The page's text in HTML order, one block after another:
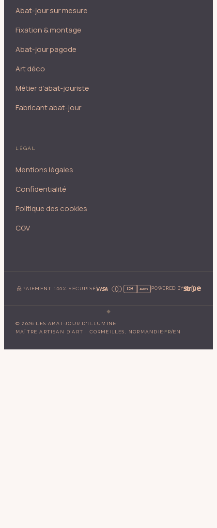
Abat-jour sur mesure
Fixation & montage
Abat-jour pagode
Art déco
Métier d’abat-jouriste
Fabricant abat-jour
LÉGAL
Mentions légales
Confidentialité
Politique des cookies
CGV
PAIEMENT 100% SÉCURISÉ CB AMEX POWERED BY
© 2026 LES ABAT-JOUR D'ILLUMINE
MAÎTRE ARTISAN D'ART · CORMEILLES, NORMANDIE·FR/EN